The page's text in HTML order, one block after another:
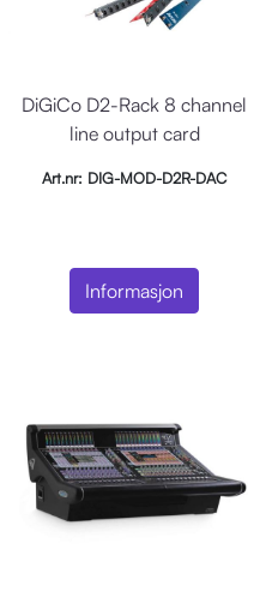
DiGiCo D2-Rack 8 channel
line output card
Art.nr: DIG-MOD-D2R-DAC
Informasjon